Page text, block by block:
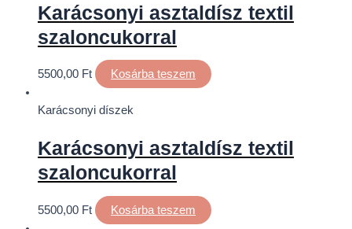
Karácsonyi asztaldísz textil
szaloncukorral
5500,00 Ft Kosárba teszem
Karácsonyi díszek
Karácsonyi asztaldísz textil
szaloncukorral
5500,00 Ft Kosárba teszem